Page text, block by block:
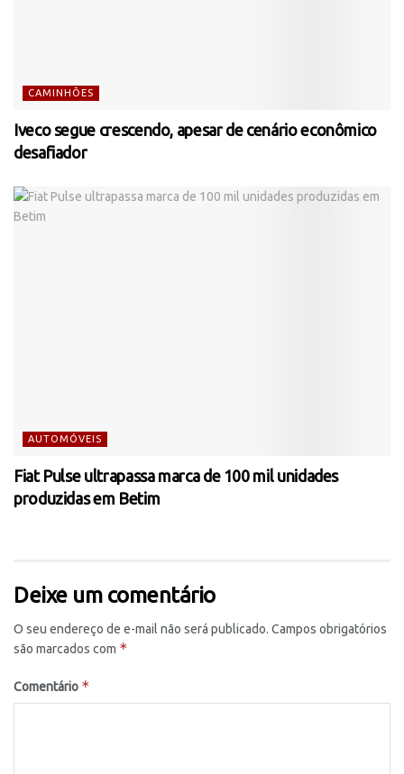
CAMINHÕES
Iveco segue crescendo, apesar de cenário econômico
desafiador
AUTOMÓVEIS
Fiat Pulse ultrapassa marca de 100 mil unidades
produzidas em Betim
Deixe um comentário
O seu endereço de e-mail não será publicado. Campos obrigatórios
são marcados com *
Comentário *